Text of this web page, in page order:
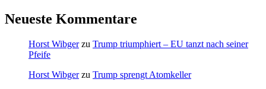
Neueste Kommentare
Horst Wibgerzu Trump triumphiert – EU tanzt nach seiner
Pfeife
Horst Wibgerzu Trump sprengt Atomkeller